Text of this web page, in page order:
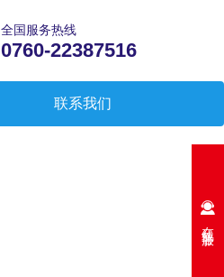
全国服务热线
0760-22387516
联系我们
